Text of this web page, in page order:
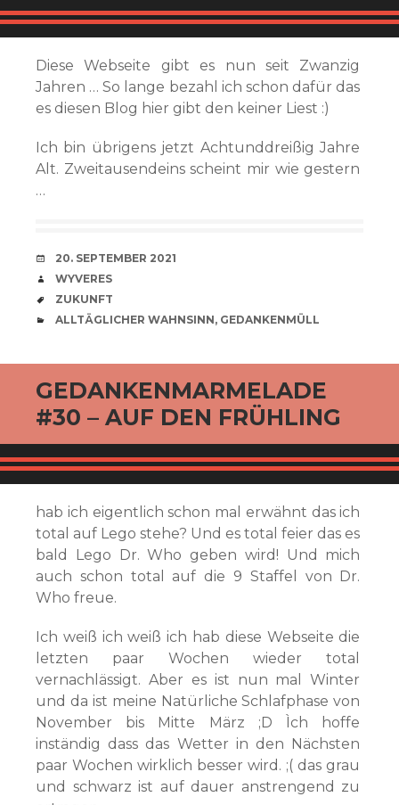
Diese Webseite gibt es nun seit Zwanzig
Jahren … So lange bezahl ich schon dafür das
es diesen Blog hier gibt den keiner Liest :)
Ich bin übrigens jetzt Achtunddreißig Jahre
Alt. Zweitausendeins scheint mir wie gestern
…
VERABREDUNG
20. SEPTEMBER 2021
VERFASSER
WYVERES
SCHLAGWÖRTER
ZUKUNFT
CATEGORIES
ALLTÄGLICHER WAHNSINN, GEDANKENMÜLL
GEDANKENMARMELADE
#30 – AUF DEN FRÜHLING
hab ich eigentlich schon mal erwähnt das ich
total auf Lego stehe? Und es total feier das es
bald Lego Dr. Who geben wird! Und mich
auch schon total auf die 9 Staffel von Dr.
Who freue.
Ich weiß ich weiß ich hab diese Webseite die
letzten paar Wochen wieder total
vernachlässigt. Aber es ist nun mal Winter
und da ist meine Natürliche Schlafphase von
November bis Mitte März ;D Ìch hoffe
inständig dass das Wetter in den Nächsten
paar Wochen wirklich besser wird. ;( das grau
und schwarz ist auf dauer anstrengend zu